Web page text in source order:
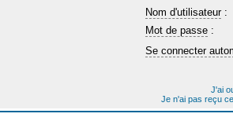
Nom d'utilisateur:
Mot de passe :
Se connecter
J'ai
Je n'ai pas reçu